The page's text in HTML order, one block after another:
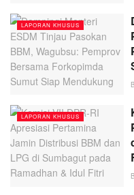
LAPORAN KHUSUS
LAPORAN KHUSUS